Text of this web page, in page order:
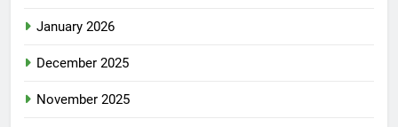
January 2026
December 2025
November 2025